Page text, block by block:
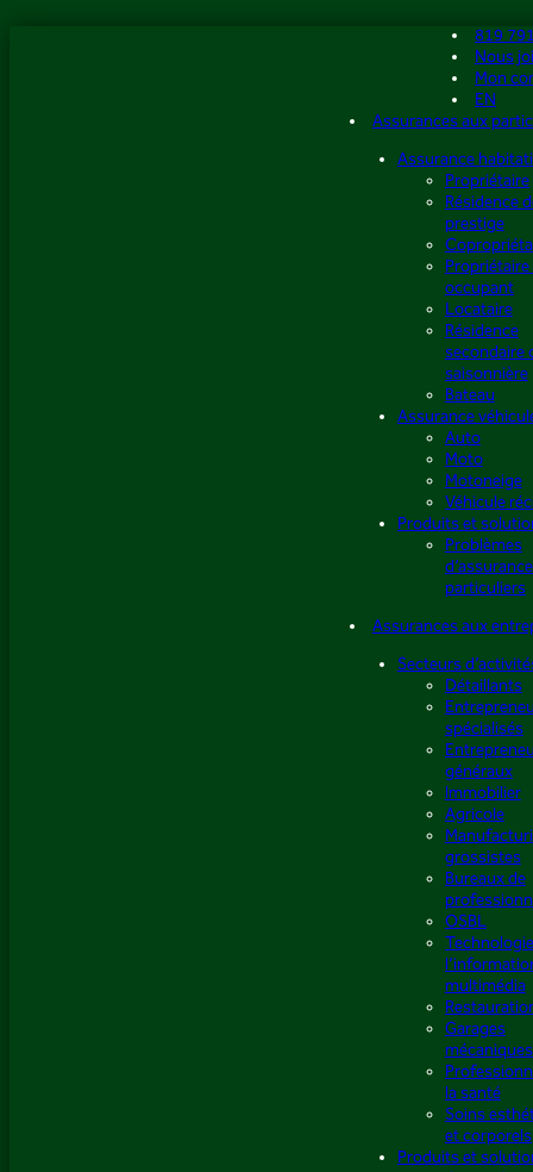
819
Nous
Mon
EN
Assurances aux
Assurance
Propriétaire
Résidence
prestige
occupant
Locataire
Résidence
secondaire
saisonnière
Bateau
Assurance
Auto
Moto
Motoneige
Véhicule
Produits et
Problèmes
particuliers
Assurances aux
Secteurs
Détaillants
spécialisés
généraux
Immobilier
Agricole
grossistes
Bureaux de
OSBL
multimédia
Garages
mécaniques
la santé
Soins
et corporels
Produits et